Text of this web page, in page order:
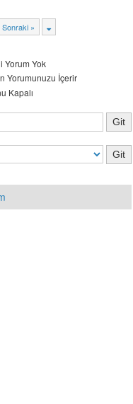
Sonraki »
Yorum Yok
Yorumunuzu İçerir
Kapalı